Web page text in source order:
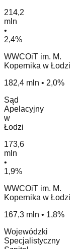
214,2
mln
•
2,4%
WWCOiT im. M.
Kopernika w Łodzi
182,4 mln • 2,0%
Sąd
Apelacyjny
w
Łodzi
173,6
mln
•
1,9%
WWCOiT im. M.
Kopernika w Łodzi
167,3 mln • 1,8%
Wojewódzki
Specjalistyczny